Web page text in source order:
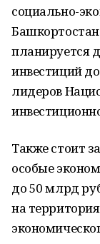
социально-
планируется
инвестиций
лидеров
Также стоит
особые
до 50 млрд
на